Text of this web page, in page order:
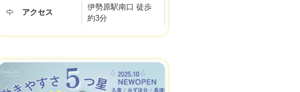
福利厚生
▼役職手当
▼技術手当
▼社員雇用あり
▼FC・独立支援制
度
アクセス
伊勢原駅南口 徒歩
約3分
9:00～19:00／全日
デミー
年間休日 99日